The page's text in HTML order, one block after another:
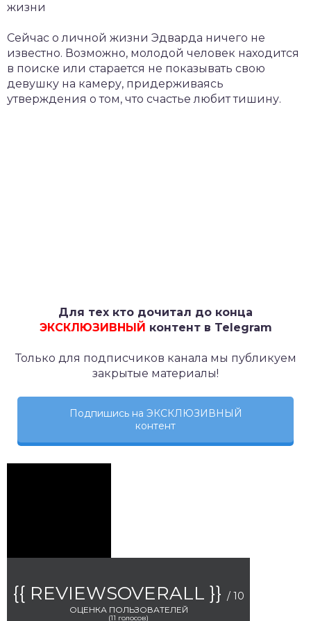
жизни
Сейчас о личной жизни Эдварда ничего не
известно. Возможно, молодой человек находится
в поиске или старается не показывать свою
девушку на камеру, придерживаясь
утверждения о том, что счастье любит тишину.
Для тех кто дочитал до конца
ЭКСКЛЮЗИВНЫЙ контент в Telegram
Только для подписчиков канала мы публикуем
закрытые материалы!
Подпишись на ЭКСКЛЮЗИВНЫЙ
контент
{{ REVIEWSOVERALL }} / 10
ОЦЕНКА ПОЛЬЗОВАТЕЛЕЙ
(11 голосов)